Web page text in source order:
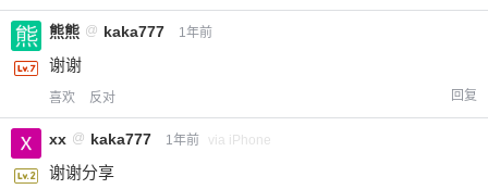
熊熊 @ kaka777 1年前
谢谢
喜欢 反对 回复
xx @ kaka777 1年前 via iPhone
谢谢分享